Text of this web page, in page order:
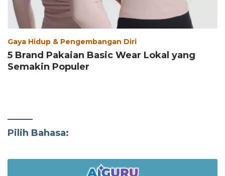
Gaya Hidup & Pengembangan Diri
5 Brand Pakaian Basic Wear Lokal yang
Semakin Populer
Pilih Bahasa: